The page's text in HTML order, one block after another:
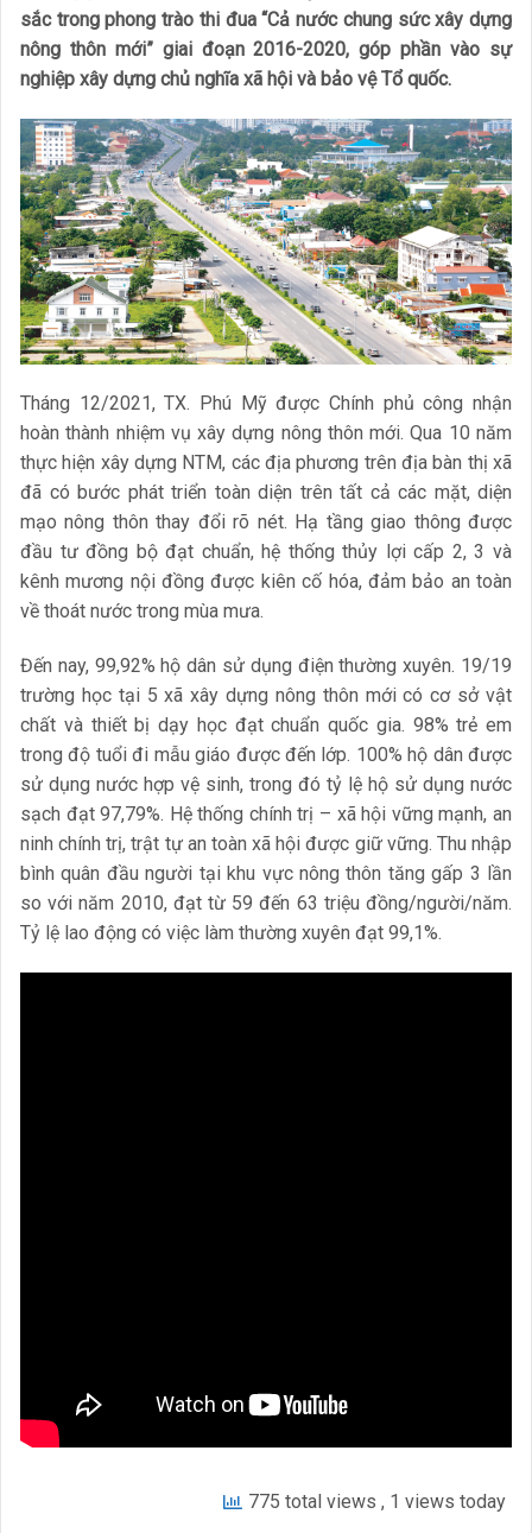
sắc trong phong trào thi đua “Cả nước chung sức xây dựng
nông thôn mới” giai đoạn 2016-2020, góp phần vào sự
nghiệp xây dựng chủ nghĩa xã hội và bảo vệ Tổ quốc.
Tháng 12/2021, TX. Phú Mỹ được Chính phủ công nhận
hoàn thành nhiệm vụ xây dựng nông thôn mới. Qua 10 năm
thực hiện xây dựng NTM, các địa phương trên địa bàn thị xã
đã có bước phát triển toàn diện trên tất cả các mặt, diện
mạo nông thôn thay đổi rõ nét. Hạ tầng giao thông được
đầu tư đồng bộ đạt chuẩn, hệ thống thủy lợi cấp 2, 3 và
kênh mương nội đồng được kiên cố hóa, đảm bảo an toàn
về thoát nước trong mùa mưa.
Đến nay, 99,92% hộ dân sử dụng điện thường xuyên. 19/19
trường học tại 5 xã xây dựng nông thôn mới có cơ sở vật
chất và thiết bị dạy học đạt chuẩn quốc gia. 98% trẻ em
trong độ tuổi đi mẫu giáo được đến lớp. 100% hộ dân được
sử dụng nước hợp vệ sinh, trong đó tỷ lệ hộ sử dụng nước
sạch đạt 97,79%. Hệ thống chính trị – xã hội vững mạnh, an
ninh chính trị, trật tự an toàn xã hội được giữ vững. Thu nhập
bình quân đầu người tại khu vực nông thôn tăng gấp 3 lần
so với năm 2010, đạt từ 59 đến 63 triệu đồng/người/năm.
Tỷ lệ lao động có việc làm thường xuyên đạt 99,1%.
775 total views , 1 views today